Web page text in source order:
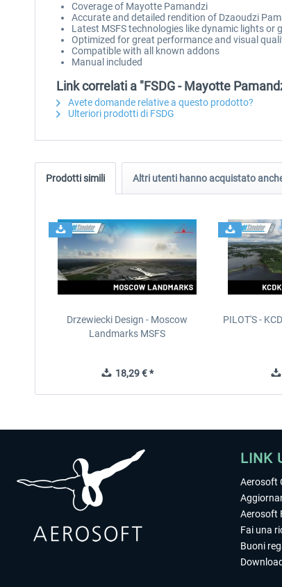
Coverage of Mayotte Pamandzi
Accurate and detailed rendition of Dzaoudzi
Latest MSFS technologies like dynamic lights or
Optimized for great performance and visual
Compatible with all known addons
Manual included
Link correlati a "FSDG - Mayotte
Avete domande relative a questo prodotto?
Ulteriori prodotti di FSDG
Prodotti simili Altri utenti hanno acquistato
Drzewiecki Design - Moscow
Landmarks MSFS
18,29 € *
PILOT'S -
LINK
Aerosoft
Aerosoft
Fai una
Buoni